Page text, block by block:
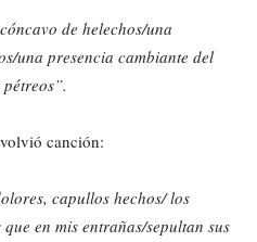
de helechos/una
una presencia cambiante del
canción:
capullos hechos/ los
en mis entrañas/sepultan sus